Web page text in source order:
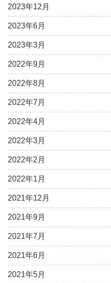
2023年12月
2023年6月
2023年3月
2022年9月
2022年8月
2022年7月
2022年4月
2022年3月
2022年2月
2022年1月
2021年12月
2021年9月
2021年7月
2021年6月
2021年5月